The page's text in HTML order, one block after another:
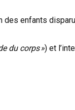
des enfants
du corps ») et